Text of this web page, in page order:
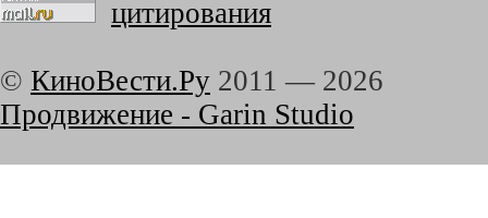
© КиноВести.Ру 2011 — 2026
Продвижение - Garin Studio